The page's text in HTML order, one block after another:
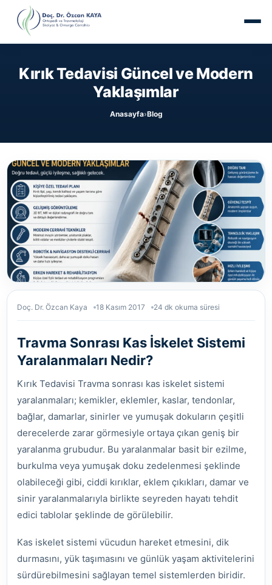
Kırık Tedavisi Güncel ve Modern
Yaklaşımlar
Anasayfa›Blog
Doç. Dr. Özcan Kaya 18 Kasım 2017 24 dk okuma süresi
Travma Sonrası Kas İskelet Sistemi
Yaralanmaları Nedir?
Kırık Tedavisi Travma sonrası kas iskelet sistemi
yaralanmaları; kemikler, eklemler, kaslar, tendonlar,
bağlar, damarlar, sinirler ve yumuşak dokuların çeşitli
derecelerde zarar görmesiyle ortaya çıkan geniş bir
yaralanma grubudur. Bu yaralanmalar basit bir ezilme,
burkulma veya yumuşak doku zedelenmesi şeklinde
olabileceği gibi, ciddi kırıklar, eklem çıkıkları, damar ve
sinir yaralanmalarıyla birlikte seyreden hayatı tehdit
edici tablolar şeklinde de görülebilir.
Kas iskelet sistemi vücudun hareket etmesini, dik
durmasını, yük taşımasını ve günlük yaşam aktivitelerini
sürdürebilmesini sağlayan temel sistemlerden biridir.